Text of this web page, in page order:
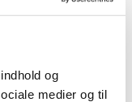
og
medier og til
med…